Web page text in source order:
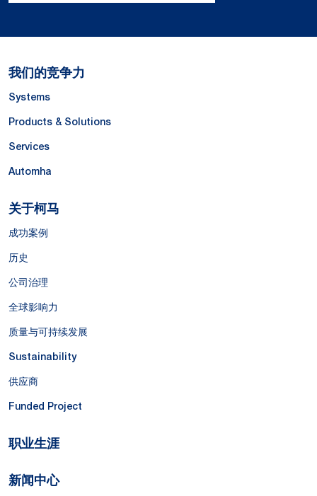
我们的竞争力
Systems
Products & Solutions
Services
Automha
关于柯马
成功案例
历史
公司治理
全球影响力
质量与可持续发展
Sustainability
供应商
Funded Project
职业生涯
新闻中心